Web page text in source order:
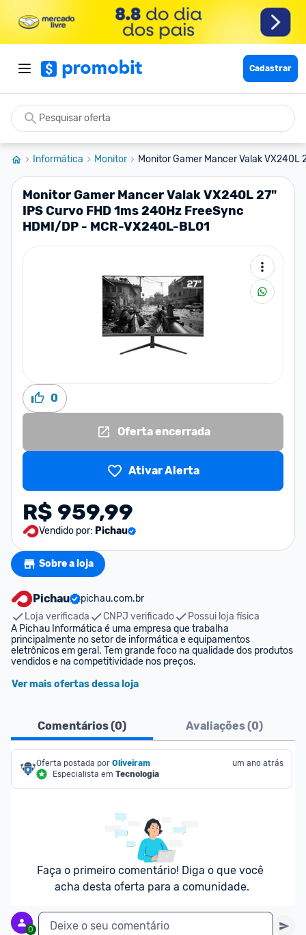
Cadastrar
Informática Monitor Monitor Gamer Mancer Valak VX240L
Monitor Gamer Mancer Valak VX240L 27"
IPS Curvo FHD 1ms 240Hz FreeSync
HDMI/DP - MCR-VX240L-BL01
0
Oferta encerrada
Ativar Alerta
R$ 959,99
Vendido por: Pichau
Sobre a loja
Pichau
pichau.com.br
Loja verificada
CNPJ verificado
Possui loja física
A Pichau Informática é uma empresa que trabalha
principalmente no setor de informática e equipamentos
eletrônicos em geral. Tem grande foco na qualidade dos produtos
vendidos e na competitividade nos preços.
Ver mais ofertas dessa loja
Comentários (0) Avaliações (0)
Oferta postada por Oliveiram
Especialista em Tecnologia
um ano atrás
Faça o primeiro comentário! Diga o que você
acha desta oferta para a comunidade.
0 Deixe o seu comentário